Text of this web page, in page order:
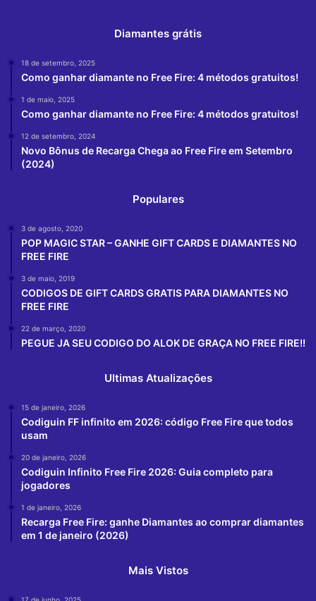
Diamantes grátis
18 de setembro, 2025
Como ganhar diamante no Free Fire: 4 métodos gratuitos!
1 de maio, 2025
Como ganhar diamante no Free Fire: 4 métodos gratuitos!
12 de setembro, 2024
Novo Bônus de Recarga Chega ao Free Fire em Setembro
(2024)
Populares
3 de agosto, 2020
POP MAGIC STAR – GANHE GIFT CARDS E DIAMANTES NO
FREE FIRE
3 de maio, 2019
CODIGOS DE GIFT CARDS GRATIS PARA DIAMANTES NO
FREE FIRE
22 de março, 2020
PEGUE JA SEU CODIGO DO ALOK DE GRAÇA NO FREE FIRE!!
Ultimas Atualizações
15 de janeiro, 2026
Codiguin FF infinito em 2026: código Free Fire que todos
usam
20 de janeiro, 2026
Codiguin Infinito Free Fire 2026: Guia completo para
jogadores
1 de janeiro, 2026
Recarga Free Fire: ganhe Diamantes ao comprar diamantes
em 1 de janeiro (2026)
Mais Vistos